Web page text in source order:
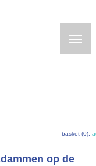
basket (0):
op de